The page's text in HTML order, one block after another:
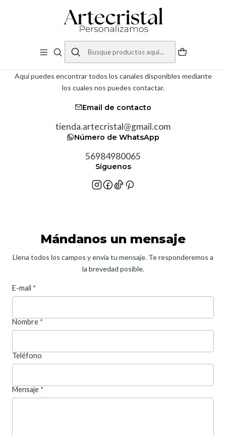
Inicio Contacto
Contáctanos
Aquí puedes encontrar todos los canales disponibles mediante
los cuales nos puedes contactar.
Email de contacto
tienda.artecristal@gmail.com
Número de WhatsApp
56984980065
Síguenos
Mándanos un mensaje
Llena todos los campos y envía tu mensaje. Te responderemos a
la brevedad posible.
E-mail *
Nombre *
Teléfono
Mensaje *